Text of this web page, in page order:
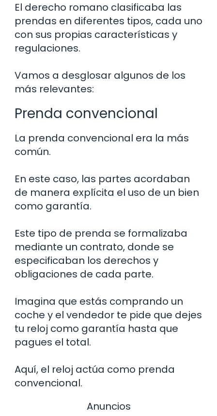
El derecho romano clasificaba las
prendas en diferentes tipos, cada uno
con sus propias características y
regulaciones.
Vamos a desglosar algunos de los
más relevantes:
Prenda convencional
La prenda convencional era la más
común.
En este caso, las partes acordaban
de manera explícita el uso de un bien
como garantía.
Este tipo de prenda se formalizaba
mediante un contrato, donde se
especificaban los derechos y
obligaciones de cada parte.
Imagina que estás comprando un
coche y el vendedor te pide que dejes
tu reloj como garantía hasta que
pagues el total.
Aquí, el reloj actúa como prenda
convencional.
Anuncios